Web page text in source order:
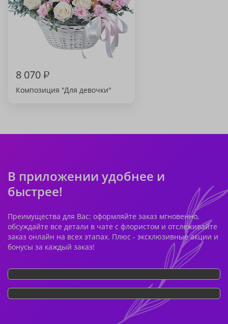
8 070₽
Композиция "Для девочки"
В приложении удобнее и
быстрее!
Преимущества для Вас: оформляйте заказ мгновенно,
обсуждайте все детали в чате с флористом и отслеживайте
заказ онлайн на всех этапах. Плюс - эксклюзивные акции и
бонусы за каждый заказ!